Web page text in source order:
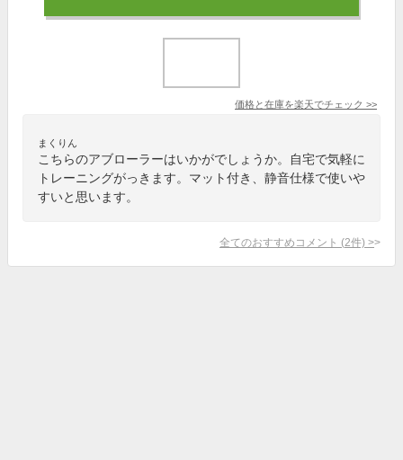
価格と在庫を楽天でチェック >>
まくりん
こちらのアブローラーはいかがでしょうか。自宅で気軽に
トレーニングがっきます。マット付き、静音仕様で使いや
すいと思います。
全てのおすすめコメント (2件) >